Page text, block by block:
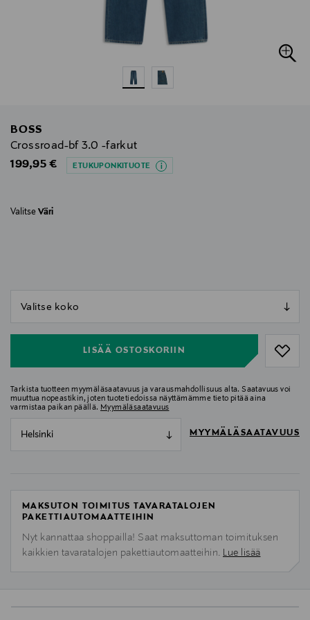
BOSS
Crossroad-bf 3.0 -farkut
Original Price
199,95 € ETUKUPONKITUOTE
Valitse Väri
LISÄÄ OSTOSKORIIN
Tarkista tuotteen myymäläsaatavuus ja varausmahdollisuus alta. Saatavuus voi
muuttua nopeastikin, joten tuotetiedoissa näyttämämme tieto pitää aina
varmistaa paikan päällä. Myymäläsaatavuus
Helsinki MYYMÄLÄSAATAVUUS
MAKSUTON TOIMITUS TAVARATALOJEN
PAKETTIAUTOMAATTEIHIN
Nyt kannattaa shoppailla! Saat maksuttoman toimituksen
kaikkien tavaratalojen pakettiautomaatteihin. Lue lisää